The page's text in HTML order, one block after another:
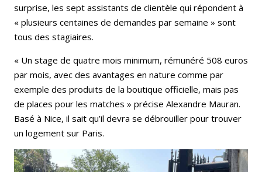
surprise, les sept assistants de clientèle qui répondent à
« plusieurs centaines de demandes par semaine » sont
tous des stagiaires.
« Un stage de quatre mois minimum, rémunéré 508 euros
par mois, avec des avantages en nature comme par
exemple des produits de la boutique officielle, mais pas
de places pour les matches » précise Alexandre Mauran.
Basé à Nice, il sait qu’il devra se débrouiller pour trouver
un logement sur Paris.